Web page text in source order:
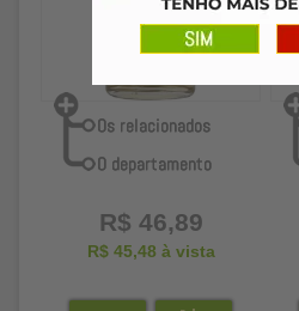
R$ 46,89
R$ 45,48 à vista